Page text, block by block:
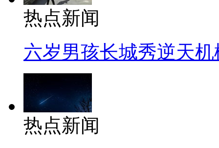
热点新闻
六岁男孩长城秀逆天机
热点新闻